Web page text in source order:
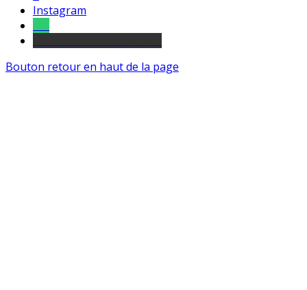
Instagram
Bouton retour en haut de la page